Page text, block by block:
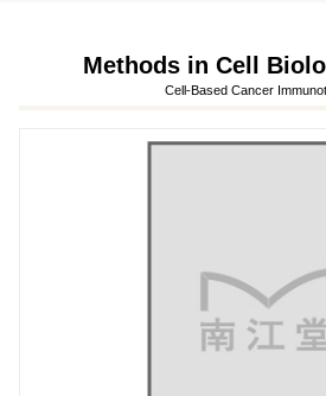
Methods in Cell
Cell-Based Cancer